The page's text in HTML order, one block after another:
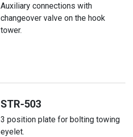
Auxiliary connections with
changeover valve on the hook
tower.
STR-503
3 position plate for bolting towing
eyelet.